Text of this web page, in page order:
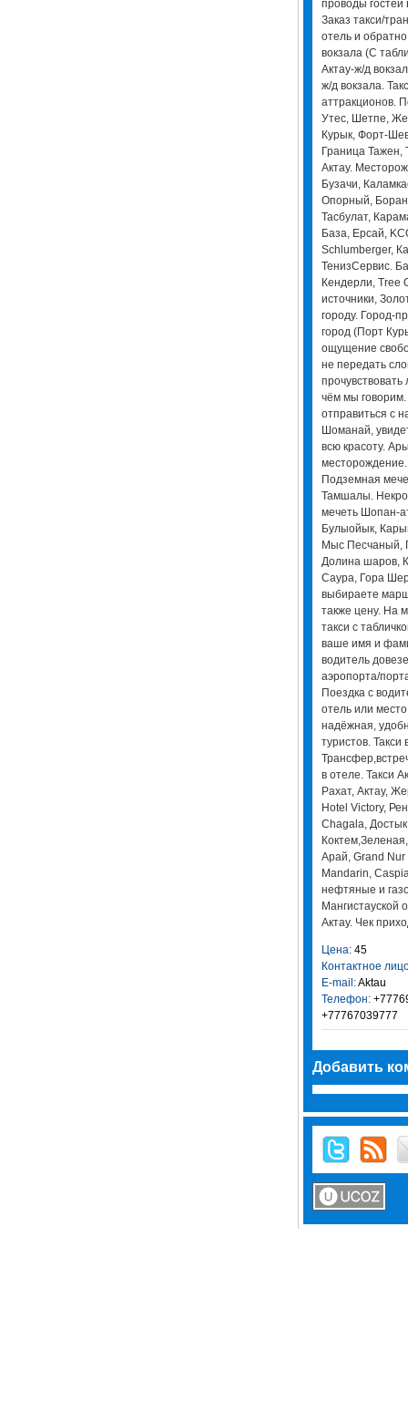
проводы гостей
Заказ такси/
отель и
вокзала (С
Актау-ж/д
ж/д вокзала.
аттракционов.
Утес, Шетпе,
Курык, Форт-
Граница Тажен,
Актау.
Бузачи,
Опорный,
Тасбулат,
База, Ерсай,
Schlumberger,
ТенизСервис.
Кендерли, Tree
источники,
городу. Город-
город (Порт
ощущение
не передать
чём мы
отправиться с
Шоманай,
всю красоту.
Подземная
Тамшалы.
мечеть Шопан-
Булыойык,
Мыс Песчаный,
Долина шаров,
Саура, Гора
выбираете
также цену. На
такси с
ваше имя и
водитель
аэропорта/
Поездка с
отель или
надёжная,
туристов. Такси
в отеле. Такси
Рахат, Актау,
Hotel Victory,
Chagala,
Арай, Grand
Mandarin,
нефтяные и
Мангистауской
Актау. Чек
Цена:45
Контактное
E-mail:Aktau
Телефон:
+77767039777
Добавить